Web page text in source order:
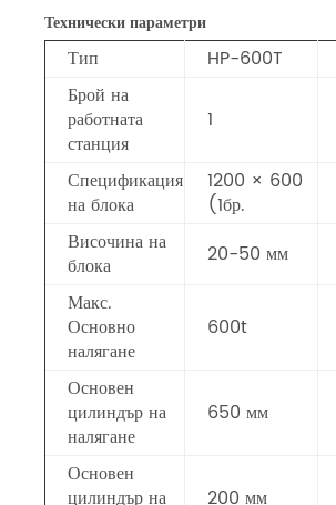
Технически параметри
Тип HP-600T
Брой на
работната
станция
1
Спецификация
на блока
1200 × 600
(1бр.
Височина на
блока
20-50 мм
Макс.
Основно
налягане
600t
Основен
цилиндър на
налягане
650 мм
Основен
цилиндър на
200 мм